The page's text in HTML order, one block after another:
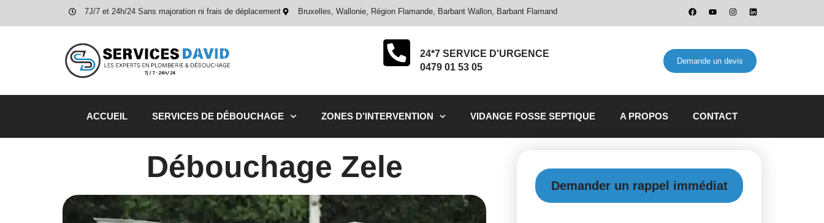
7J/7 et 24h/24 Sans majoration ni frais de déplacement Bruxelles, Wallonie, Région Flamande, Barbant Wallon, Barbant Flamand
24*7 SERVICE D'URGENCE
0479 01 53 05
Demande un devis
ACCUEIL SERVICES DE DÉBOUCHAGE ZONES D’INTERVENTION VIDANGE FOSSE SEPTIQUE A PROPOS CONTACT
Débouchage Zele
Demander un rappel immédiat